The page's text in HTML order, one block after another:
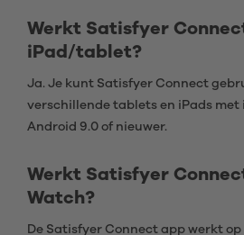
Werkt Satisfyer
iPad/tablet?
Ja. Je kunt Satisfyer Connect
verschillende tablets en iPads met
Android 9.0 of nieuwer.
Werkt Satisfyer
Watch?
De Satisfyer Connect app werkt